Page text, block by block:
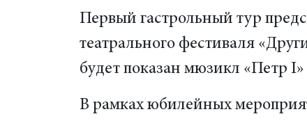
Первый гастрольный тур
театрального фестиваля
будет показан мюзикл «Петр
В рамках юбилейных